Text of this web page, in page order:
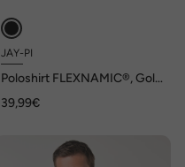
JAY-PI
Poloshirt FLEXNAMIC®, Golf,
XL
39,99€